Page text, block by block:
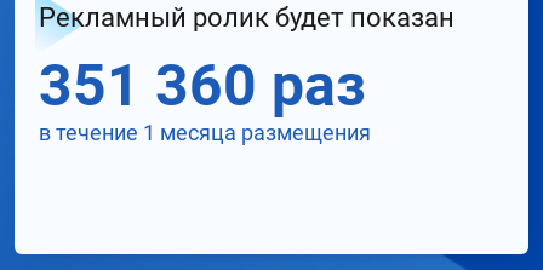
Рекламный ролик будет показан
351 360 раз
в течение 1 месяца размещения